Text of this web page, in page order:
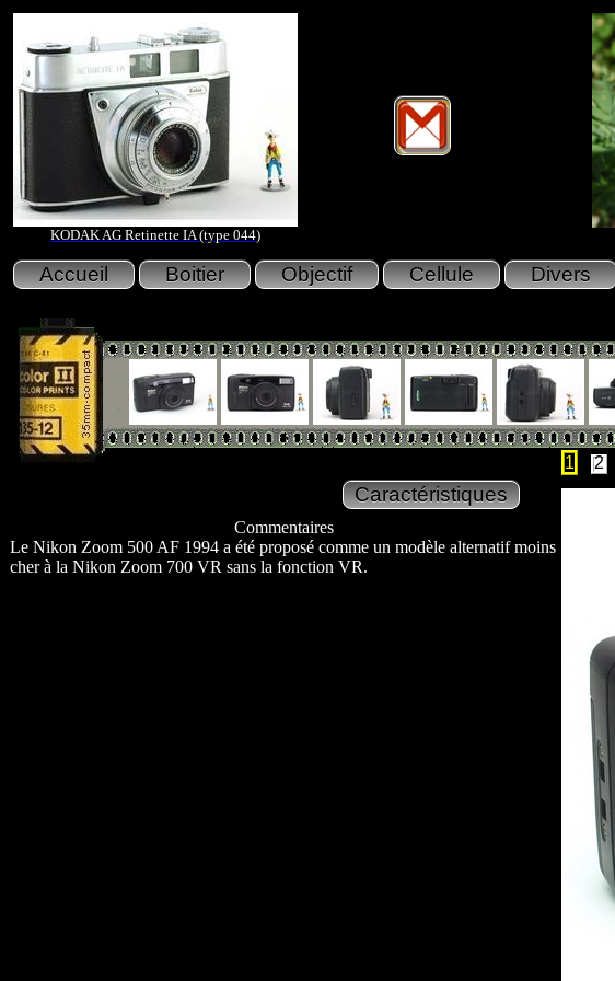
KODAK AG Retinette IA (type 044)
1 2
Commentaires
Le Nikon Zoom 500 AF 1994 a été proposé comme un modèle alternatif moins
cher à la Nikon Zoom 700 VR sans la fonction VR.